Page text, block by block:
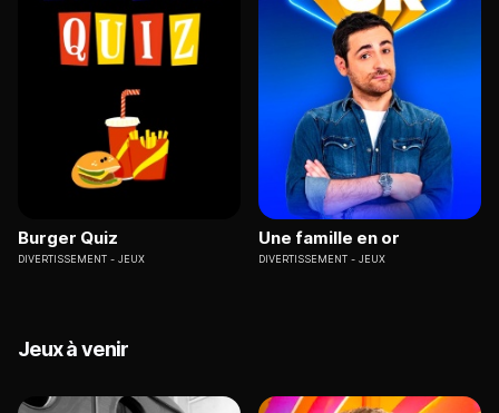
Burger Quiz
DIVERTISSEMENT JEUX
Une famille en or
DIVERTISSEMENT JEUX
Jeux à venir